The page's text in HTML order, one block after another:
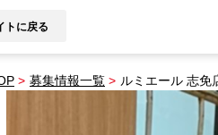
トに戻る
募集情報一覧 ルミエール 志免